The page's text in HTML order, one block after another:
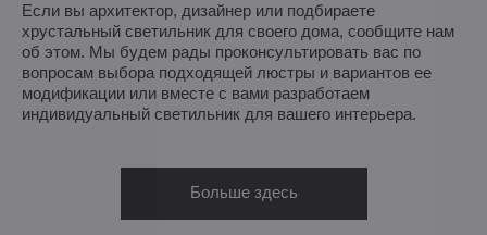
Если вы архитектор, дизайнер или подбираете
хрустальный светильник для своего дома, сообщите нам
об этом. Мы будем рады проконсультировать вас по
вопросам выбора подходящей люстры и вариантов ее
модификации или вместе с вами разработаем
индивидуальный светильник для вашего интерьера.
Больше здесь